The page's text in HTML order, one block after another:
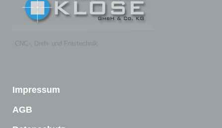
CNC-, Dreh- und Frästechnik
Impressum
AGB